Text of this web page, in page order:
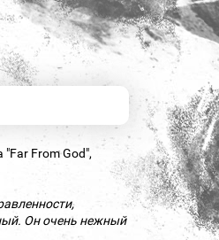
From God",
Он очень нежный